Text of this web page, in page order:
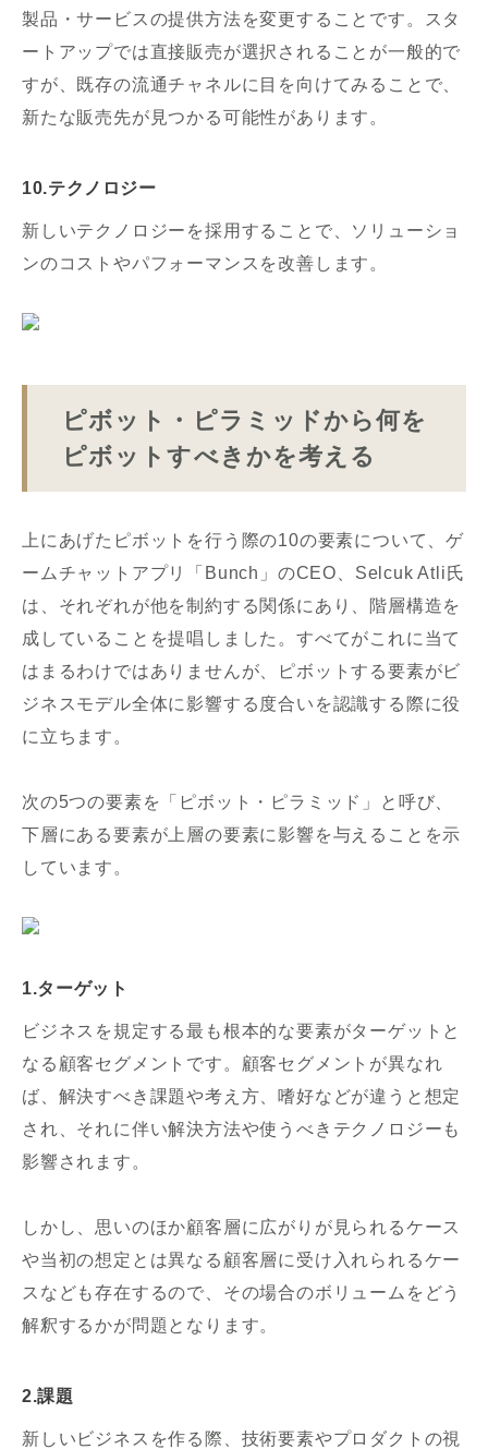
製品・サービスの提供方法を変更することです。スタ
ートアップでは直接販売が選択されることが一般的で
すが、既存の流通チャネルに目を向けてみることで、
新たな販売先が見つかる可能性があります。
10.テクノロジー
新しいテクノロジーを採用することで、ソリューショ
ンのコストやパフォーマンスを改善します。
ピボット・ピラミッドから何を
ピボットすべきかを考える
上にあげたピボットを行う際の10の要素について、ゲ
ームチャットアプリ「Bunch」のCEO、Selcuk Atli氏
は、それぞれが他を制約する関係にあり、階層構造を
成していることを提唱しました。すべてがこれに当て
はまるわけではありませんが、ピボットする要素がビ
ジネスモデル全体に影響する度合いを認識する際に役
に立ちます。
次の5つの要素を「ピボット・ピラミッド」と呼び、
下層にある要素が上層の要素に影響を与えることを示
しています。
1.ターゲット
ビジネスを規定する最も根本的な要素がターゲットと
なる顧客セグメントです。顧客セグメントが異なれ
ば、解決すべき課題や考え方、嗜好などが違うと想定
され、それに伴い解決方法や使うべきテクノロジーも
影響されます。
しかし、思いのほか顧客層に広がりが見られるケース
や当初の想定とは異なる顧客層に受け入れられるケー
スなども存在するので、その場合のボリュームをどう
解釈するかが問題となります。
2.課題
新しいビジネスを作る際、技術要素やプロダクトの視